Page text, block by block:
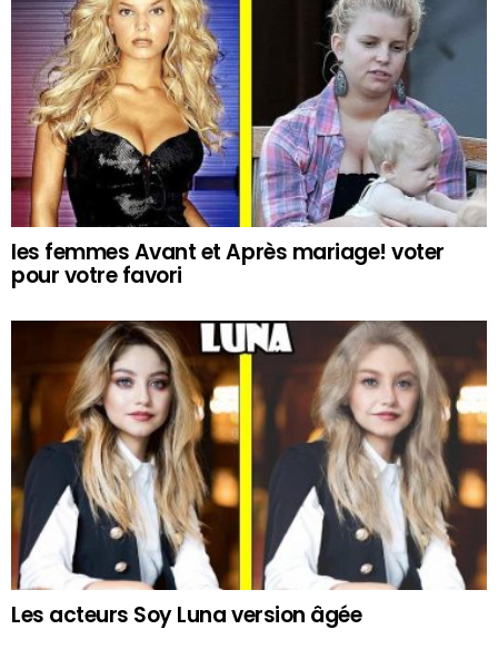
les femmes Avant et Après mariage! voter
pour votre favori
Les acteurs Soy Luna version âgée